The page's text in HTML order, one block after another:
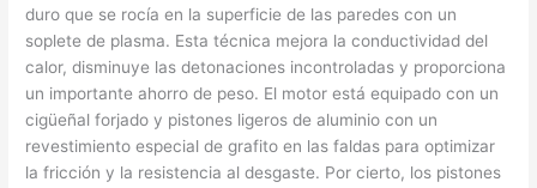
duro que se rocía en la superficie de las paredes con un
soplete de plasma. Esta técnica mejora la conductividad del
calor, disminuye las detonaciones incontroladas y proporciona
un importante ahorro de peso. El motor está equipado con un
cigüeñal forjado y pistones ligeros de aluminio con un
revestimiento especial de grafito en las faldas para optimizar
la fricción y la resistencia al desgaste. Por cierto, los pistones